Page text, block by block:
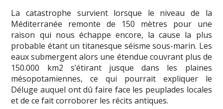
La catastrophe survient lorsque le niveau de la
Méditerranée remonte de 150 mètres pour une
raison qui nous échappe encore, la cause la plus
probable étant un titanesque séisme sous-marin. Les
eaux submergent alors une étendue couvrant plus de
150.000 km2 s’étirant jusque dans les plaines
mésopotamiennes, ce qui pourrait expliquer le
Déluge auquel ont dû faire face les peuplades locales
et de ce fait corroborer les récits antiques.